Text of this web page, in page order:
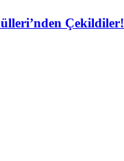
Çekildiler!